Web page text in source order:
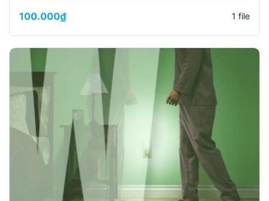
100.000₫ 1 file